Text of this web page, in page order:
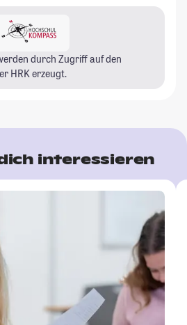
durch Zugriff auf den
HRK erzeugt.
interessieren